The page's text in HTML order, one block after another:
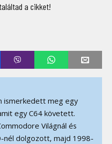
a cikket!
ismerkedett meg egy
egy C64 követett.
Világnál és
nél dolgozott, majd 1998-